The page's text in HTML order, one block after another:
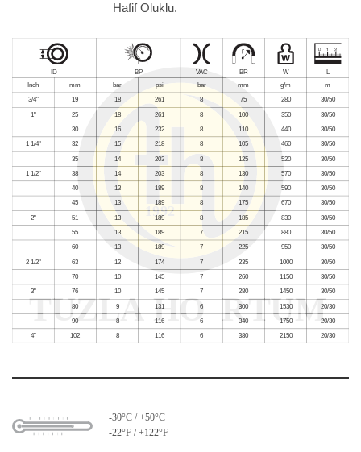
Hafif Oluklu.
-30°C / +50°C
-22°F / +122°F